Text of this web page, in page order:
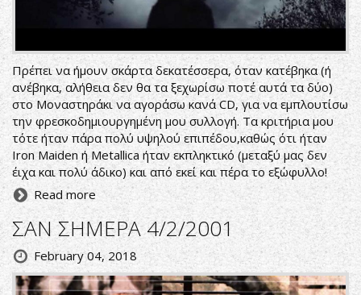
Πρέπει να ήμουν σκάρτα δεκατέσσερα, όταν κατέβηκα (ή
ανέβηκα, αλήθεια δεν θα τα ξεχωρίσω ποτέ αυτά τα δύο)
στο Μοναστηράκι να αγοράσω κανά CD, για να εμπλουτίσω
την φρεσκοδημιουργημένη μου συλλογή. Τα κριτήρια μου
τότε ήταν πάρα πολύ υψηλού επιπέδου,καθώς ότι ήταν
Iron Maiden ή Metallica ήταν εκπληκτικό (μεταξύ μας δεν
έιχα και πολύ άδικο) και από εκεί και πέρα το εξώφυλλο!
Read more
ΣΑΝ ΣΗΜΕΡΑ 4/2/2001
February 04, 2018